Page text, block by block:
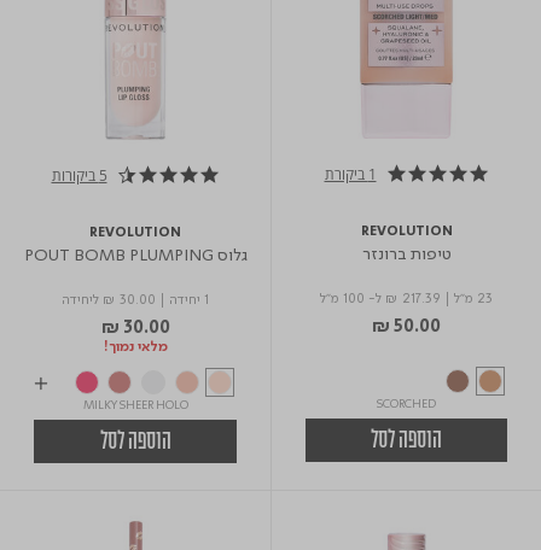
5.0 star rating 1 ביקורת
REVOLUTION
טיפות ברונזר
23 מ"ל ₪ 217.39 ל- 100 מ"ל
₪ 50.00
SCORCHED
הוספה לסל
4.4 star rating 5 ביקורות
REVOLUTION
גלוס POUT BOMB PLUMPING
1 יחידה ₪ 30.00 ליחידה
₪ 30.00
מלאי נמוך!
MILKY SHEER HOLO
הוספה לסל